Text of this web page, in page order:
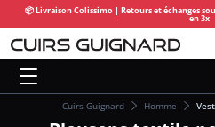
📦 Livraison Colissimo | Retours et échanges
en 3x
Cuirs Guignard Homme